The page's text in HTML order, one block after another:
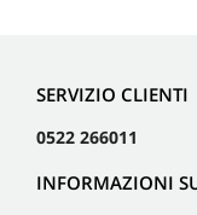
SERVIZIO CLIENTI
0522 266011
INFORMAZIONI